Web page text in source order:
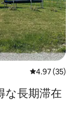
レビュー35
4.97 (35)
な長⁠期⁠滞⁠在